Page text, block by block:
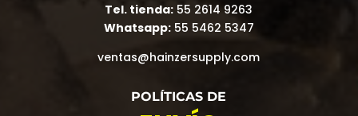
Tel. tienda: 55 2614 9263
Whatsapp: 55 5462 5347
ventas@hainzersupply.com
POLÍTICAS DE